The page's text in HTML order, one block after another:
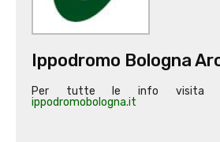
Ippodromo Bologna
Per tutte le info visita
ippodromobologna.it